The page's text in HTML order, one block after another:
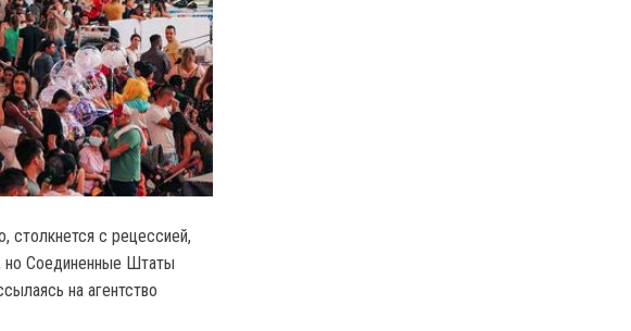
столкнется с рецессией,
но Соединенные Штаты
на агентство